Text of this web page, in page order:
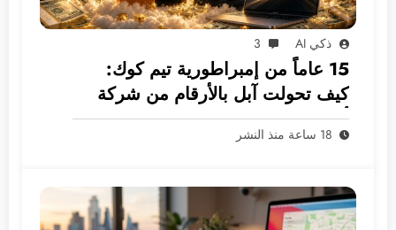
ذكي AI 3
15 عاماً من إمبراطورية تيم كوك:
كيف تحولت آبل بالأرقام من شركة
أجهزة إلى غول بـ 5 ترليونات دولار؟
18 ساعة منذ النشر